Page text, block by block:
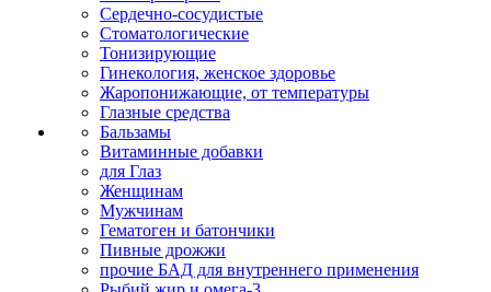
Сердечно-сосудистые
Стоматологические
Тонизирующие
Гинекология, женское здоровье
Жаропонижающие, от температуры
Глазные средства
Бальзамы
Витаминные добавки
для Глаз
Женщинам
Мужчинам
Гематоген и батончики
Пивные дрожжи
прочие БАД для внутреннего применения